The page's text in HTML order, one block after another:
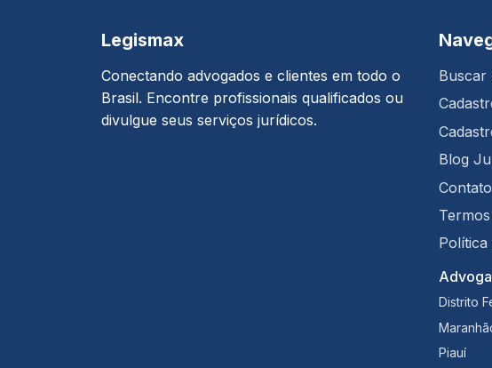
Legismax
Conectando advogados e clientes em todo o
Brasil. Encontre profissionais qualificados ou
divulgue seus serviços jurídicos.
Buscar
Blog
Contato
Política
Distrito
Piauí